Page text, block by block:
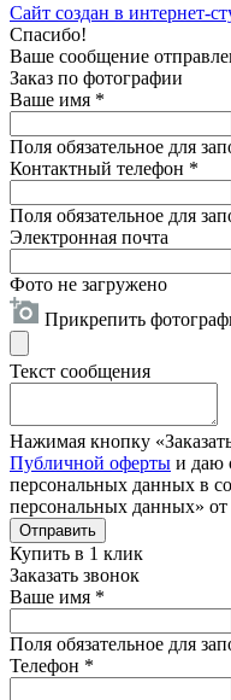
Сайт создан в интернет-
Спасибо!
Ваше сообщение
Заказ по фотографии
Ваше имя *
Поля обязательное для
Контактный телефон *
Поля обязательное для
Электронная почта
Фото не загружено
Прикрепить
Текст сообщения
Нажимая кнопку
Публичной оферты и даю
персональных данных в
персональных данных» от
Отправить
Купить в 1 клик
Заказать звонок
Ваше имя *
Поля обязательное для
Телефон *